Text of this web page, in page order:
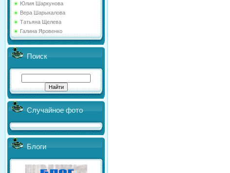
Юлия Шаркунова
Вера Шарыкалова
Татьяна Щелева
Галина Яровенко
Поиск
Случайное фото
Блоги